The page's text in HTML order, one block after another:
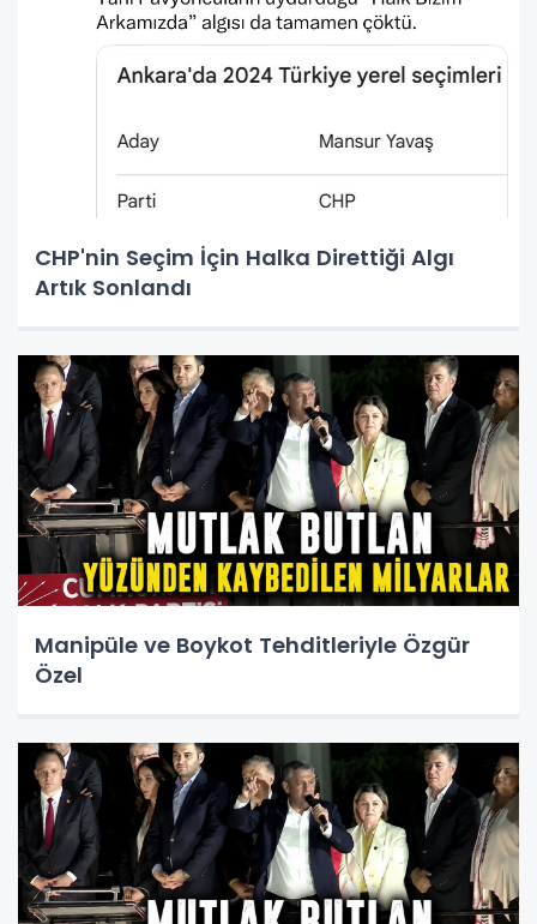
CHP'nin Seçim İçin Halka Direttiği Algı
Artık Sonlandı
Manipüle ve Boykot Tehditleriyle Özgür
Özel